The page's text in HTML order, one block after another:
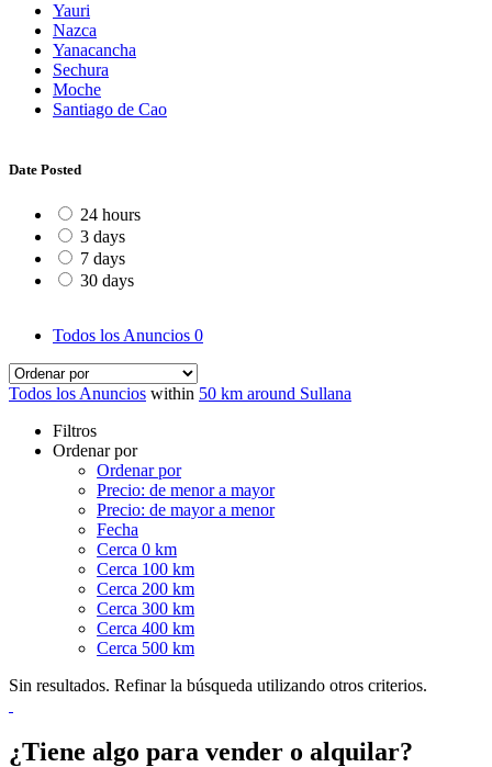
Yauri
Nazca
Yanacancha
Sechura
Moche
Santiago de Cao
Date Posted
24 hours
3 days
7 days
30 days
Todos los Anuncios 0
Todos los Anuncios within 50 km around Sullana
Filtros
Ordenar por
Ordenar por
Precio: de menor a mayor
Precio: de mayor a menor
Fecha
Cerca 0 km
Cerca 100 km
Cerca 200 km
Cerca 300 km
Cerca 400 km
Cerca 500 km
Sin resultados. Refinar la búsqueda utilizando otros criterios.
¿Tiene algo para vender o alquilar?